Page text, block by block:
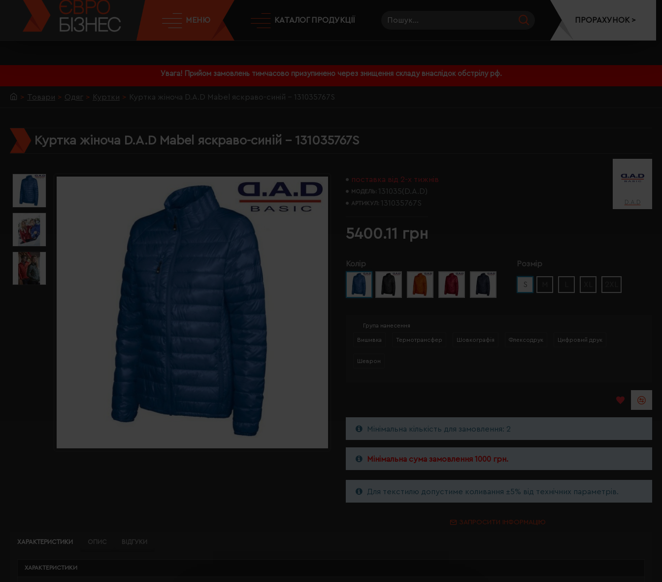
Увага! Прийом замовлень тимчасово призупинено через знищення складу внаслідок обстрілу рф.
МЕНЮ КАТАЛОГ ПРОДУКЦІЇ ПРОРАХУНОК >
Товари Одяг Куртки Куртка жіноча D.A.D Mabel яскраво-синій - 131035767S
Куртка жіноча D.A.D Mabel яскраво-синій - 131035767S
поставка від 2-х тижнів
МОДЕЛЬ: 131035(D.A.D)
АРТИКУЛ: 131035767S D.A.D
5400.11 грн
Колір Розмір
S
Група нанесення
Вишивка Термотрансфер Шовкографія Флексодрук Цифровий друк
Шеврон
Мінімальна кількість для замовлення: 2
Мінімальна сума замовлення 1000 грн.
Для текстилю допустиме коливання ±5% від технічних параметрів.
ЗАПРОСИТИ ІНФОРМАЦІЮ
ХАРАКТЕРИСТИКИ ОПИС ВІДГУКИ
ХАРАКТЕРИСТИКИ